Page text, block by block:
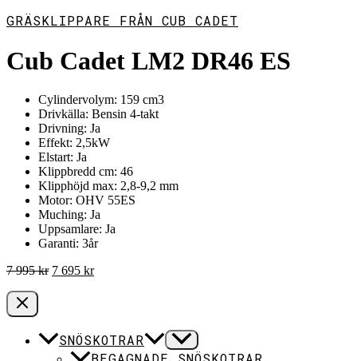
GRÄSKLIPPARE FRÅN CUB CADET
Cub Cadet LM2 DR46 ES
Cylindervolym: 159 cm3
Drivkälla: Bensin 4-takt
Drivning: Ja
Effekt: 2,5kW
Elstart: Ja
Klippbredd cm: 46
Klipphöjd max: 2,8-9,2 mm
Motor: OHV 55ES
Muching: Ja
Uppsamlare: Ja
Garanti: 3år
7 995kr Det
995 kr.
7 695 krDet
695 kr.
SNÖSKOTRAR